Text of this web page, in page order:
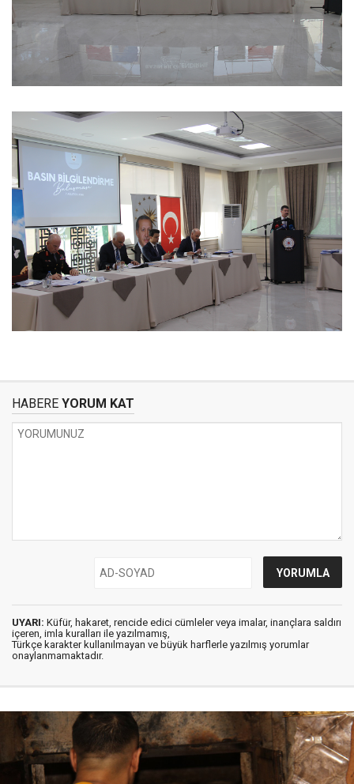
HABERE YORUM KAT
UYARI: Küfür, hakaret, rencide edici cümleler veya imalar, inançlara saldırı
içeren, imla kuralları ile yazılmamış,
Türkçe karakter kullanılmayan ve büyük harflerle yazılmış yorumlar
onaylanmamaktadır.